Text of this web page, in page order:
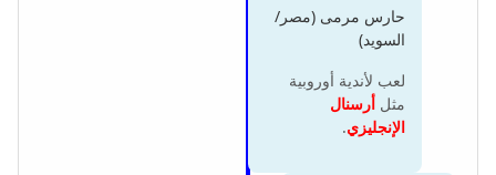
حارس مرمى (مصر/
السويد)
لعب لأندية أوروبية
مثل أرسنال
الإنجليزي.